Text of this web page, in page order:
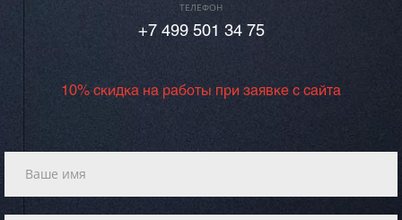
ТЕЛЕФОН
+7 499 501 34 75
10% скидка на работы при заявке с сайта